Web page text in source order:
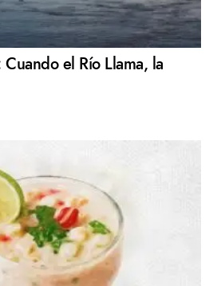
Cuando el Río Llama, la